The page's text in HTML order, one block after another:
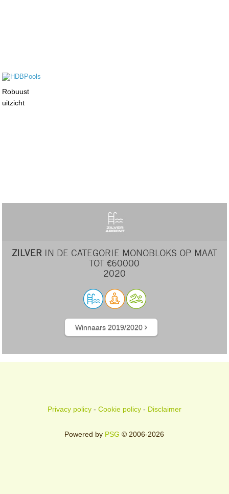
Robuust
uitzicht
ZILVER IN DE CATEGORIE MONOBLOKS OP MAAT
TOT €60000
2020
Winnaars 2019/2020
Privacy policy- Cookie policy- Disclaimer
Powered by PSG © 2006-2026